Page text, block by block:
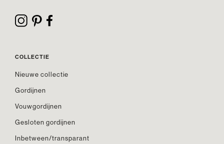
COLLECTIE
Nieuwe collectie
Gordijnen
Vouwgordijnen
Gesloten gordijnen
Inbetween/transparant